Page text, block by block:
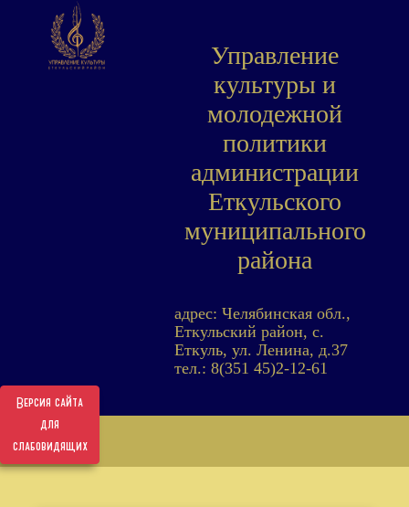
Версия сайта
для
слабовидящих
Управление
культуры и
молодежной
политики
администрации
Еткульского
муниципального
района
адрес: Челябинская обл.,
Еткульский район, с.
Еткуль, ул. Ленина, д.37
тел.: 8(351 45)2-12-61